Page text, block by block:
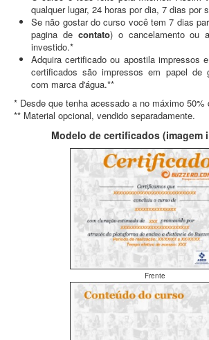
qualquer lugar, 24 horas por dia, 7 dias por
Se não gostar do curso você tem 7 dias
pagina de contato) o cancelamento ou
investido.*
Adquira certificado ou apostila impressos
certificados são impressos em papel de
com marca d'água.**
* Desde que tenha acessado a no máximo 50%
** Material opcional, vendido separadamente.
Modelo de certificados (imagem
Frente